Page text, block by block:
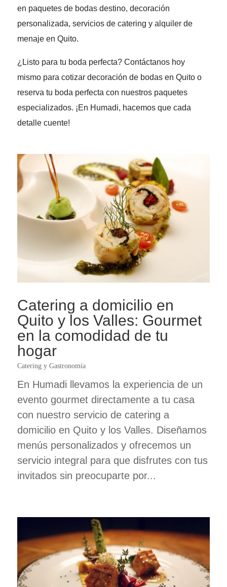
en paquetes de bodas destino, decoración
personalizada, servicios de catering y alquiler de
menaje en Quito.
¿Listo para tu boda perfecta? Contáctanos hoy
mismo para cotizar decoración de bodas en Quito o
reserva tu boda perfecta con nuestros paquetes
especializados. ¡En Humadi, hacemos que cada
detalle cuente!
Catering a domicilio en
Quito y los Valles: Gourmet
en la comodidad de tu
hogar
Catering y Gastronomía
En Humadi llevamos la experiencia de un
evento gourmet directamente a tu casa
con nuestro servicio de catering a
domicilio en Quito y los Valles. Diseñamos
menús personalizados y ofrecemos un
servicio integral para que disfrutes con tus
invitados sin preocuparte por...